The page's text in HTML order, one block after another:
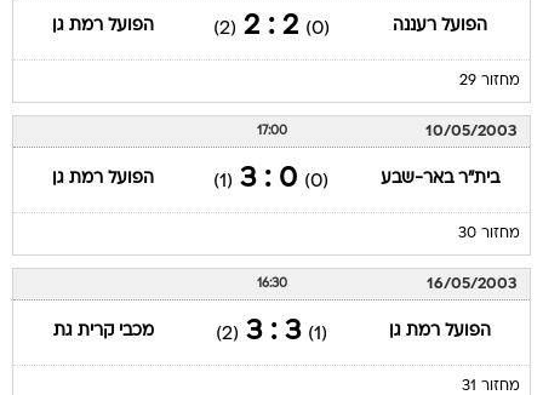
הפועל רעננה (0)
2 : 2
(2) הפועל רמת גן
מחזור 29
10/05/2003
17:00
בית"ר באר-שבע (0)
0 : 3
(1) הפועל רמת גן
מחזור 30
16/05/2003
16:30
הפועל רמת גן (1)
3 : 3
(2) מכבי קרית גת
מחזור 31